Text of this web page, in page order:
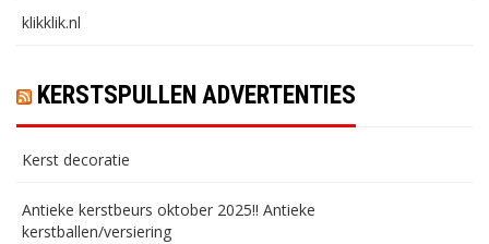
klikklik.nl
KERSTSPULLEN ADVERTENTIES
Kerst decoratie
Antieke kerstbeurs oktober 2025!! Antieke
kerstballen/versiering